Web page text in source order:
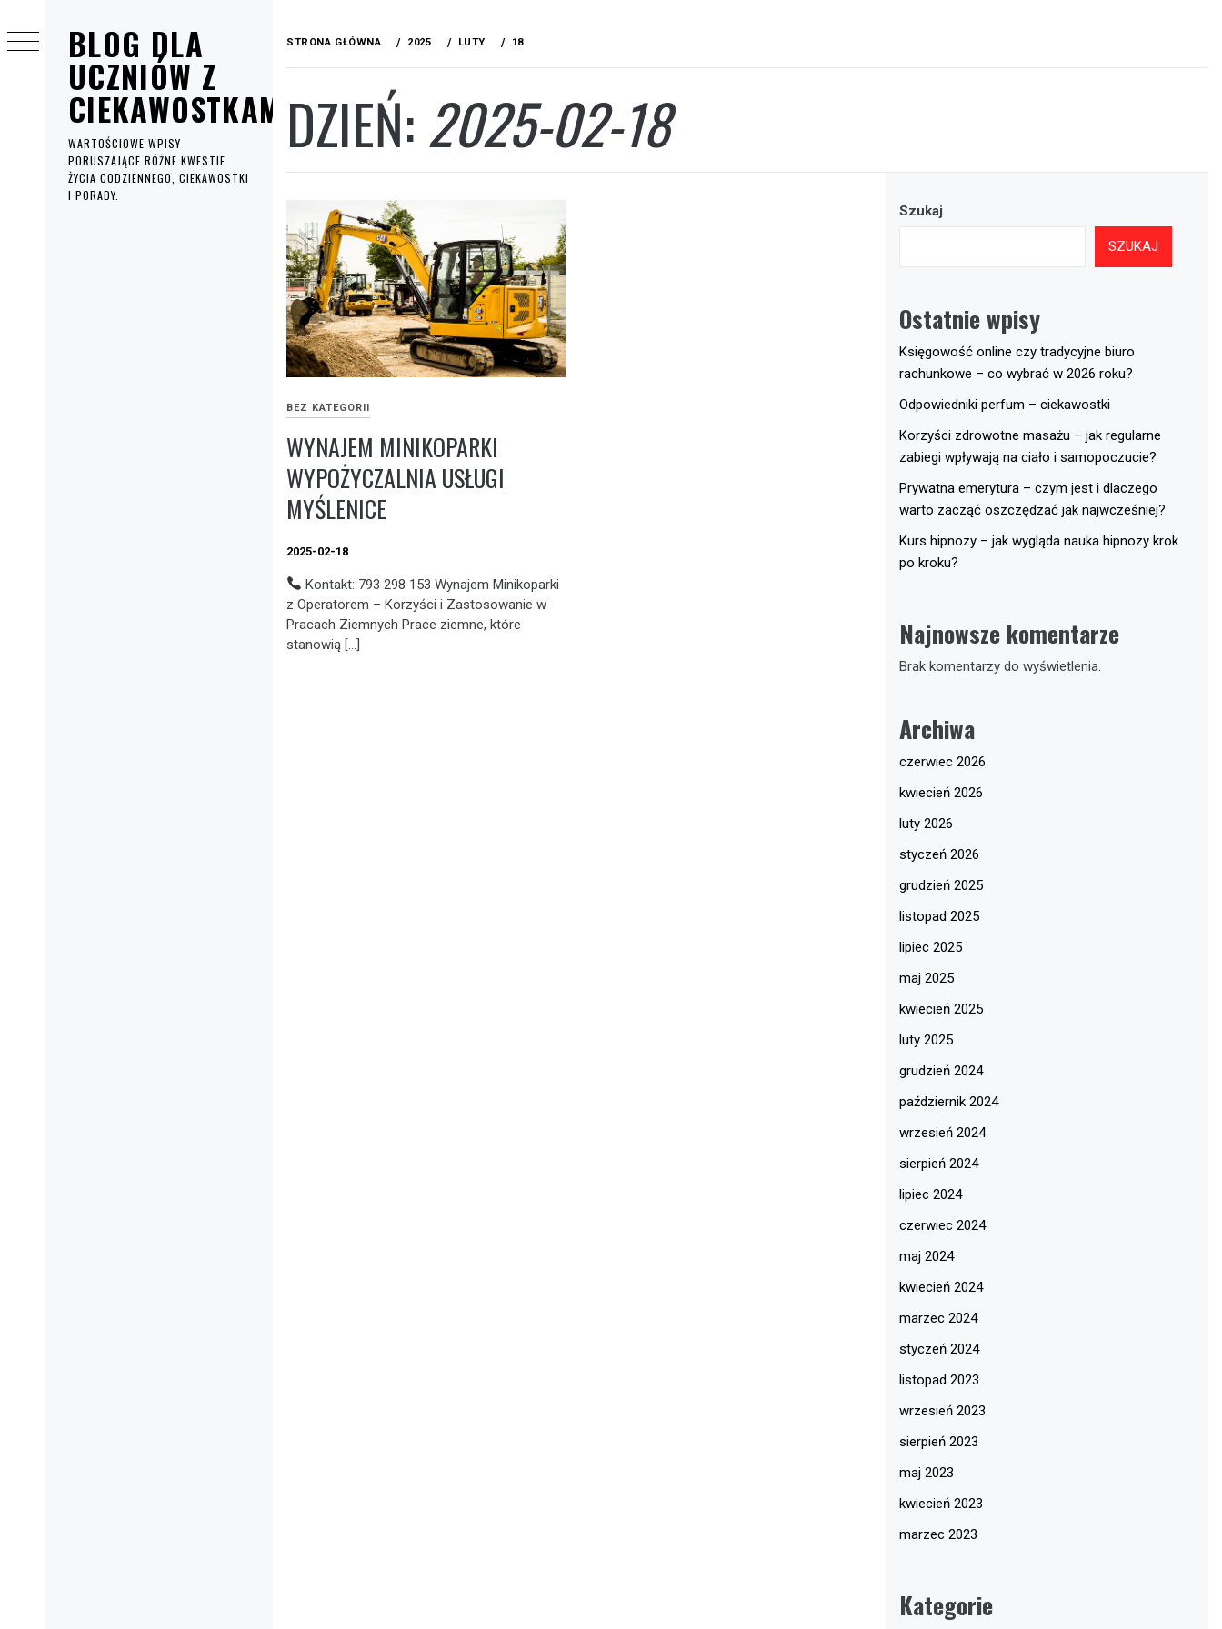
BLOG DLA
UCZNIÓW Z
CIEKAWOSTKAMI
WARTOŚCIOWE WPISY
PORUSZAJĄCE RÓŻNE KWESTIE
ŻYCIA CODZIENNEGO, CIEKAWOSTKI
I PORADY.
do
treści
STRONA GŁÓWNA 2025 LUTY 18
DZIEŃ:2025-02-18
BEZ KATEGORII
WYNAJEM MINIKOPARKI
WYPOŻYCZALNIA USŁUGI
MYŚLENICE
2025-02-18
Kontakt: 793 298 153 Wynajem Minikoparki
z Operatorem – Korzyści i Zastosowanie w
Pracach Ziemnych Prace ziemne, które
stanowią […]
Szukaj
SZUKAJ
Ostatnie wpisy
Księgowość online czy tradycyjne biuro
rachunkowe – co wybrać w 2026 roku?
Odpowiedniki perfum – ciekawostki
Korzyści zdrowotne masażu – jak regularne
zabiegi wpływają na ciało i samopoczucie?
Prywatna emerytura – czym jest i dlaczego
warto zacząć oszczędzać jak najwcześniej?
Kurs hipnozy – jak wygląda nauka hipnozy krok
po kroku?
Najnowsze komentarze
Brak komentarzy do wyświetlenia.
Archiwa
czerwiec 2026
kwiecień 2026
luty 2026
styczeń 2026
grudzień 2025
listopad 2025
lipiec 2025
maj 2025
kwiecień 2025
luty 2025
grudzień 2024
październik 2024
wrzesień 2024
sierpień 2024
lipiec 2024
czerwiec 2024
maj 2024
kwiecień 2024
marzec 2024
styczeń 2024
listopad 2023
wrzesień 2023
sierpień 2023
maj 2023
kwiecień 2023
marzec 2023
Kategorie